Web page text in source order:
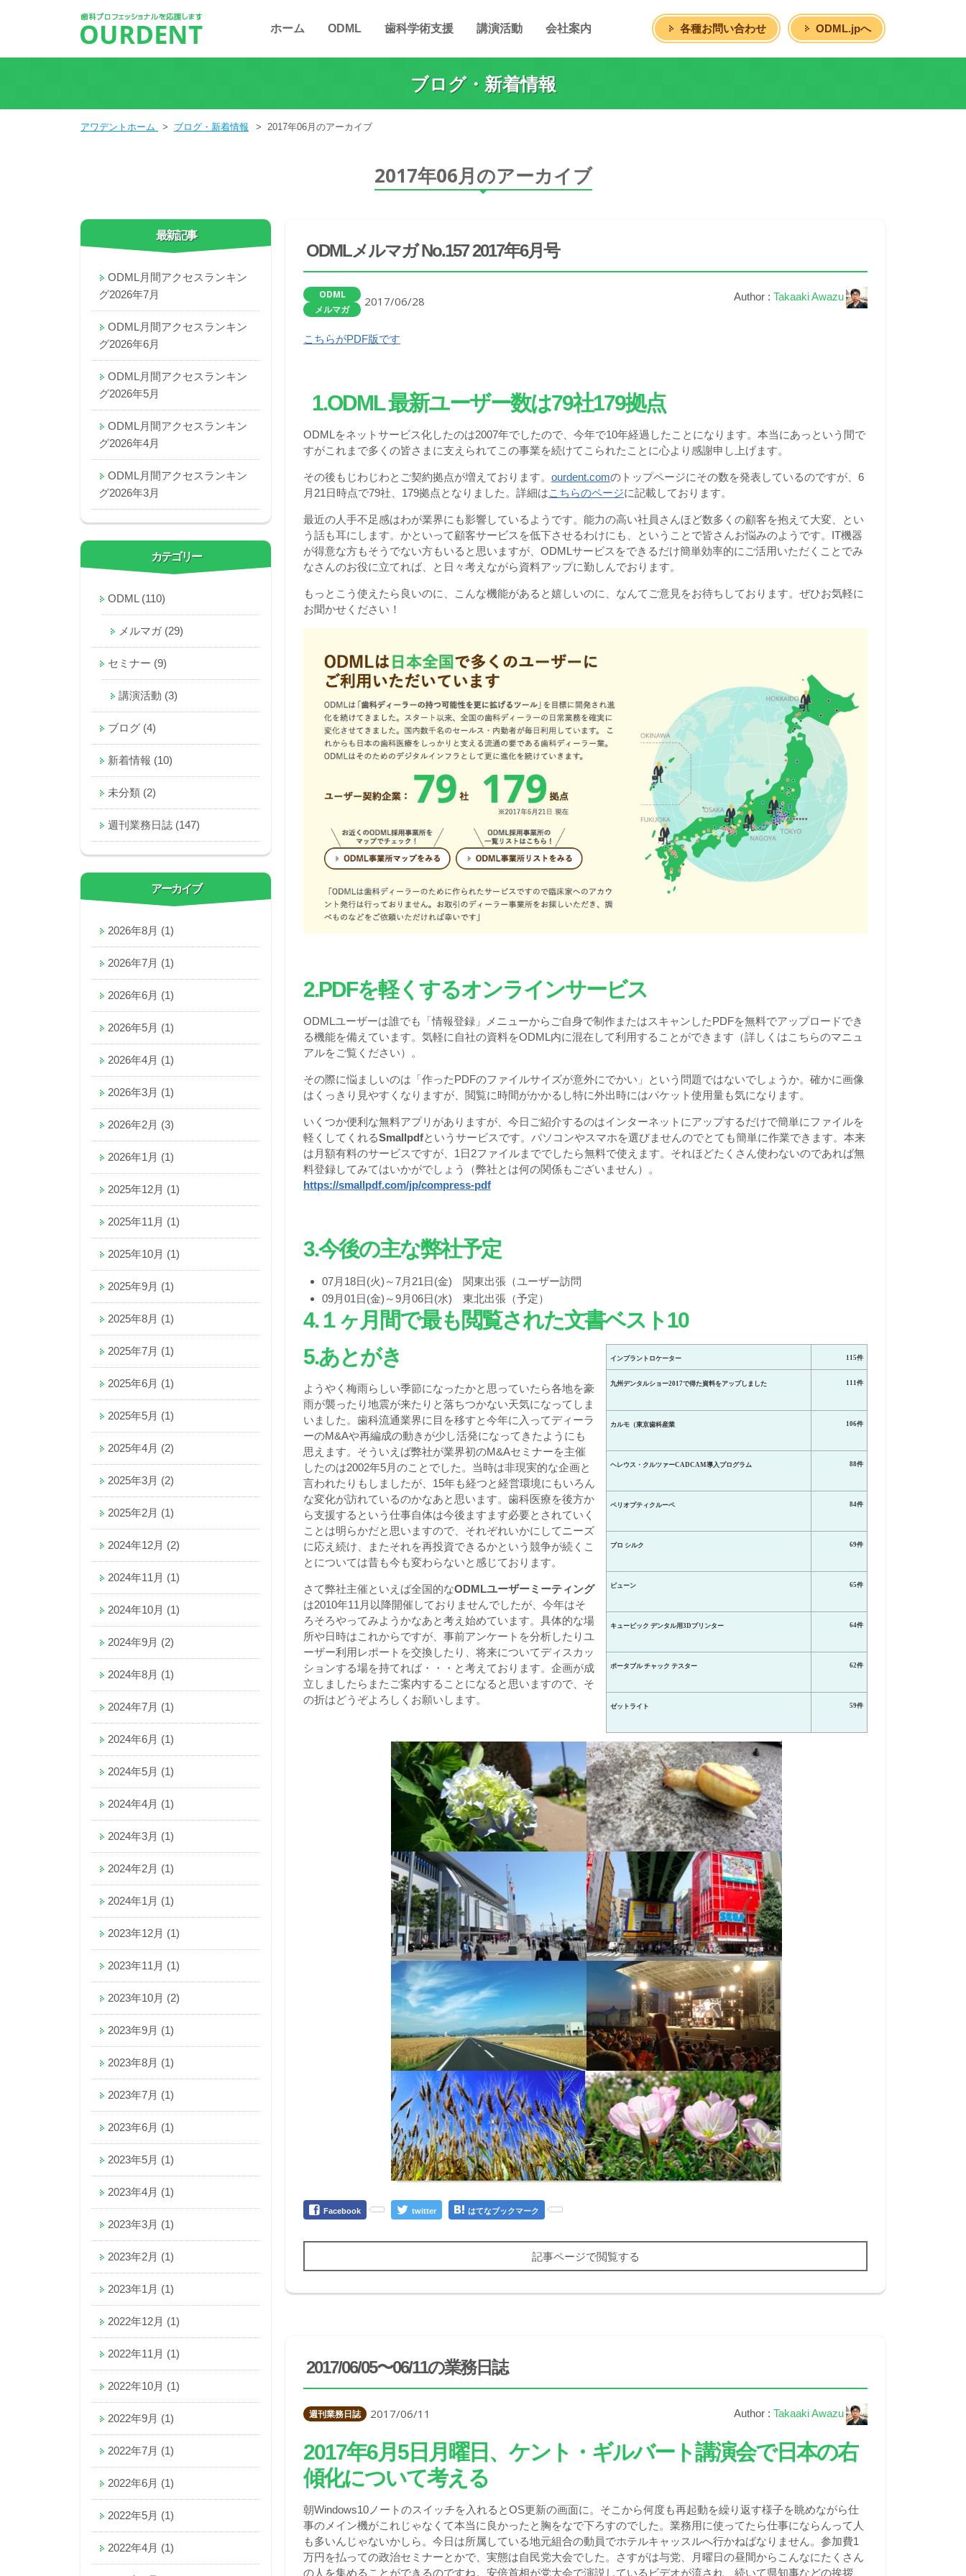
ホーム ODML 歯科学術支援 講演活動 会社案内 各種お問い合わせ ODML.jpへ
ブログ・新着情報
アワデントホーム > ブログ・新着情報 > 2017年06月のアーカイブ
2017年06月のアーカイブ
ODMLメルマガ No.157 2017年6月号
ODML
メルマガ
2017/06/28 Author : Takaaki Awazu
こちらがPDF版です
1.ODML最新ユーザー数は79社179拠点
ODMLをネットサービス化したのは2007年でしたので、今年で10年経過したことになります。本当にあっという間で
すがこれまで多くの皆さまに支えられてこの事業を続けてこられたことに心より感謝申し上げます。
その後もじわじわとご契約拠点が増えております。 ourdent.comのトップページにその数を発表しているのですが、6
月21日時点で79社、179拠点となりました。詳細はこちらのページに記載しております。
最近の人手不足感はわが業界にも影響しているようです。能力の高い社員さんほど数多くの顧客を抱えて大変、とい
う話も耳にします。かといって顧客サービスを低下させるわけにも、ということで皆さんお悩みのようです。IT機器
が得意な方もそうでない方もいると思いますが、ODMLサービスをできるだけ簡単効率的にご活用いただくことでみ
なさんのお役に立てれば、と日々考えながら資料アップに勤しんでおります。
もっとこう使えたら良いのに、こんな機能があると嬉しいのに、なんてご意見をお待ちしております。ぜひお気軽に
お聞かせください！
2.PDFを軽くするオンラインサービス
ODMLユーザーは誰でも「情報登録」メニューからご自身で制作またはスキャンしたPDFを無料でアップロードでき
る機能を備えています。気軽に自社の資料をODML内に混在して利用することができます（詳しくはこちらのマニュ
アルをご覧ください）。
その際に悩ましいのは「作ったPDFのファイルサイズが意外にでかい」という問題ではないでしょうか。確かに画像
はくっきり見やすくなりますが、閲覧に時間がかかるし特に外出時にはパケット使用量も気になります。
いくつか便利な無料アプリがありますが、今日ご紹介するのはインターネットにアップするだけで簡単にファイルを
軽くしてくれるSmallpdfというサービスです。パソコンやスマホを選びませんのでとても簡単に作業できます。本来
は月額有料のサービスですが、1日2ファイルまででしたら無料で使えます。それほどたくさん使わないのであれば無
料登録してみてはいかがでしょう（弊社とは何の関係もございません）。
https://smallpdf.com/jp/compress-pdf
3.今後の主な弊社予定
07月18日(火)～7月21日(金) 関東出張（ユーザー訪問
09月01日(金)～9月06日(水) 東北出張（予定）
4.１ヶ月間で最も閲覧された文書ベスト10
インプラントロケーター 115件
九州デンタルショー2017で得た資料をアップしました 111件
カルモ（東京歯科産業 106件
ヘレウス・クルツァーCADCAM導入プログラム 88件
ペリオプティクルーペ 84件
プロ シルク 69件
ビューン 65件
キュービック デンタル用3Dプリンター 64件
ポータブル チャック テスター 62件
ゼットライト 59件
5.あとがき
ようやく梅雨らしい季節になったかと思っていたら各地を豪
雨が襲ったり地震が来たりと落ちつかない天気になってしま
いました。歯科流通業界に目を移すと今年に入ってディーラ
ーのM&Aや再編成の動きが少し活発になってきたようにも
思えます。そういえば弊社が業界初のM&Aセミナーを主催
したのは2002年5月のことでした。当時は非現実的な企画と
言われたりもしましたが、15年も経つと経営環境にもいろん
な変化が訪れているのかなあと思います。歯科医療を後方か
ら支援するという仕事自体は今後ますます必要とされていく
ことは明らかだと思いますので、それぞれいかにしてニーズ
に応え続け、またそれを再投資できるかという競争が続くこ
とについては昔も今も変わらないと感じております。
さて弊社主催といえば全国的なODMLユーザーミーティング
は2010年11月以降開催しておりませんでしたが、今年はそ
ろそろやってみようかなあと考え始めています。具体的な場
所や日時はこれからですが、事前アンケートを分析したりユ
ーザー利用レポートを交換したり、将来についてディスカッ
ションする場を持てれば・・・と考えております。企画が成
立しましたらまたご案内することになると思いますので、そ
の折はどうぞよろしくお願いします。
Facebook twitter はてなブックマーク
記事ページで閲覧する
2017/06/05〜06/11の業務日誌
週刊業務日誌 2017/06/11 Author : Takaaki Awazu
2017年6月5日月曜日、ケント・ギルバート講演会で日本の右
傾化について考える
朝Windows10ノートのスイッチを入れるとOS更新の画面に。そこから何度も再起動を繰り返す様子を眺めながら仕
事のメイン機がこれじゃなくて本当に良かったと胸をなで下ろすのでした。業務用に使ってたら仕事にならんって人
も多いんじゃないかしら。今日は所属している地元組合の動員でホテルキャッスルへ行かねばなりません。参加費1
万円を払っての政治セミナーとかで、実態は自民党大会でした。さすがは与党、月曜日の昼間からこんなにたくさん
の人を集めることができるのですね。安倍首相が党大会で演説しているビデオが流され、続いて県知事などの挨拶、
最新記事
ODML月間アクセスランキン
グ2026年7月
ODML月間アクセスランキン
グ2026年6月
ODML月間アクセスランキン
グ2026年5月
ODML月間アクセスランキン
グ2026年4月
ODML月間アクセスランキン
グ2026年3月
カテゴリー
ODML (110)
メルマガ (29)
セミナー (9)
講演活動 (3)
ブログ (4)
新着情報 (10)
未分類 (2)
週刊業務日誌 (147)
アーカイブ
2026年8月 (1)
2026年7月 (1)
2026年6月 (1)
2026年5月 (1)
2026年4月 (1)
2026年3月 (1)
2026年2月 (3)
2026年1月 (1)
2025年12月 (1)
2025年11月 (1)
2025年10月 (1)
2025年9月 (1)
2025年8月 (1)
2025年7月 (1)
2025年6月 (1)
2025年5月 (1)
2025年4月 (2)
2025年3月 (2)
2025年2月 (1)
2024年12月 (2)
2024年11月 (1)
2024年10月 (1)
2024年9月 (2)
2024年8月 (1)
2024年7月 (1)
2024年6月 (1)
2024年5月 (1)
2024年4月 (1)
2024年3月 (1)
2024年2月 (1)
2024年1月 (1)
2023年12月 (1)
2023年11月 (1)
2023年10月 (2)
2023年9月 (1)
2023年8月 (1)
2023年7月 (1)
2023年6月 (1)
2023年5月 (1)
2023年4月 (1)
2023年3月 (1)
2023年2月 (1)
2023年1月 (1)
2022年12月 (1)
2022年11月 (1)
2022年10月 (1)
2022年9月 (1)
2022年7月 (1)
2022年6月 (1)
2022年5月 (1)
2022年4月 (1)